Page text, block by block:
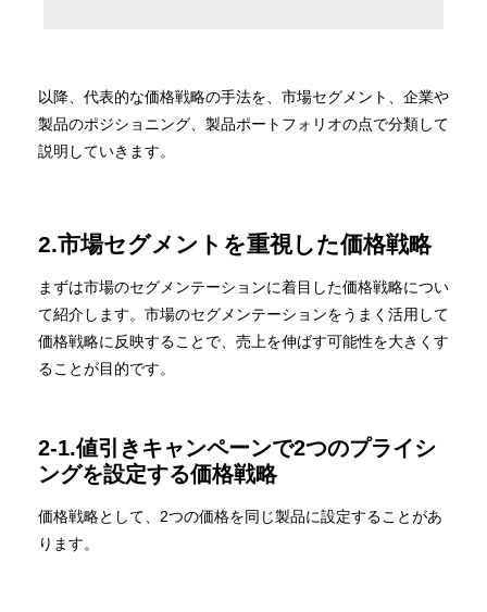
以降、代表的な価格戦略の手法を、市場セグメント、企業や
製品のポジショニング、製品ポートフォリオの点で分類して
説明していきます。
2.市場セグメントを重視した価格戦略
まずは市場のセグメンテーションに着目した価格戦略につい
て紹介します。市場のセグメンテーションをうまく活用して
価格戦略に反映することで、売上を伸ばす可能性を大きくす
ることが目的です。
2-1.値引きキャンペーンで2つのプライシ
ングを設定する価格戦略
価格戦略として、2つの価格を同じ製品に設定することがあ
ります。